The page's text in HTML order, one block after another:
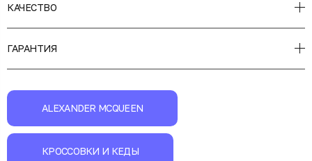
КАЧЕСТВО
ГАРАНТИЯ
ALEXANDER MCQUEEN
КРОССОВКИ И КЕДЫ